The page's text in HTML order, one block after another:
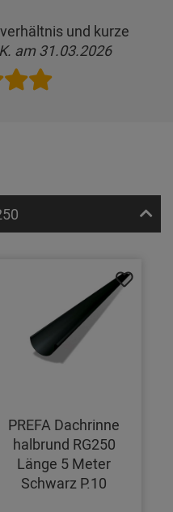
und kurze
am 31.03.2026
PREFA Dachrinne
halbrund RG250
Länge 5 Meter
Schwarz P.10